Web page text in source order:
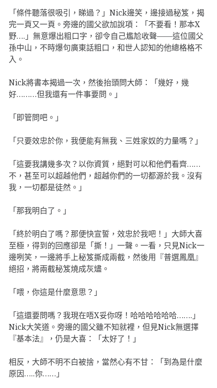
「條件聽落很吸引，睇過？」Nick邊笑，邊接過秘笈，揭
完一頁又一頁。旁邊的國父欲加說項：「不要看！那本X
野….」無意爆出粗口字，卻令自己尷尬收聲——這位國父
孫中山，不時爆句廣東話粗口，和世人認知的他總格格不
入。
Nick將書本揭過一次，然後抬頭問大師：「幾好，幾
好………但我還有一件事要問。」
「即管問吧。」
「只要效忠於你，我便能有無我、三姓家奴的力量嗎？」
「這要我講幾多次？以你資質，絕對可以和他們看齊……
不，甚至可以超越他們，超越你們的一切都源於我。沒有
我，一切都是徒然。」
「那我明白了。」
「終於明白了嗎？那便快宣誓，效忠於我吧！」大師大喜
至極，得到的回應卻是「撕！」一聲。一看，只見Nick一
邊咧笑，一邊將手上秘笈撕成兩截，然後用『普選鳳凰』
絕招，將兩截秘笈燒成灰燼。
「喂，你這是什麼意思？」
「這還要問嗎？我現在唔X妥你呀！哈哈哈哈哈哈…….」
Nick大笑道。旁邊的國父雖不知就裡，但見Nick無選擇
『基本法』，仍是大喜：「太好了！」
相反，大師不明不白被捨，當然心有不甘：「到為是什麼
原因…..你……」